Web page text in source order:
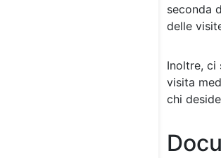
seconda
delle
Inoltre, ci
visita
chi